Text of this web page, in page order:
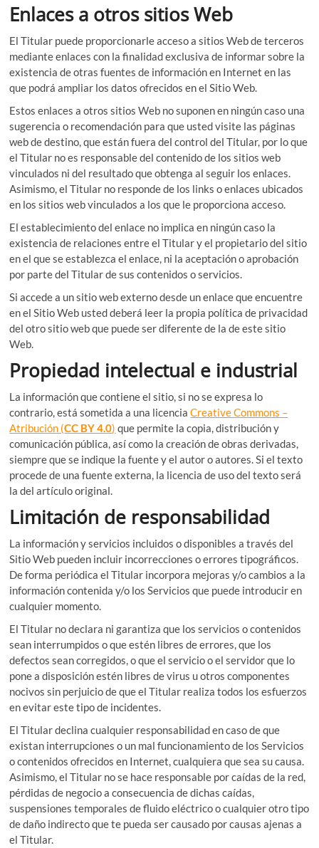
Enlaces a otros sitios Web
El Titular puede proporcionarle acceso a sitios Web de terceros
mediante enlaces con la finalidad exclusiva de informar sobre la
existencia de otras fuentes de información en Internet en las
que podrá ampliar los datos ofrecidos en el Sitio Web.
Estos enlaces a otros sitios Web no suponen en ningún caso una
sugerencia o recomendación para que usted visite las páginas
web de destino, que están fuera del control del Titular, por lo que
el Titular no es responsable del contenido de los sitios web
vinculados ni del resultado que obtenga al seguir los enlaces.
Asimismo, el Titular no responde de los links o enlaces ubicados
en los sitios web vinculados a los que le proporciona acceso.
El establecimiento del enlace no implica en ningún caso la
existencia de relaciones entre el Titular y el propietario del sitio
en el que se establezca el enlace, ni la aceptación o aprobación
por parte del Titular de sus contenidos o servicios.
Si accede a un sitio web externo desde un enlace que encuentre
en el Sitio Web usted deberá leer la propia política de privacidad
del otro sitio web que puede ser diferente de la de este sitio
Web.
Propiedad intelectual e industrial
La información que contiene el sitio, si no se expresa lo
contrario, está sometida a una licenciaCreative Commons –
Atribución (CC BY 4.0) que permite la copia, distribución y
comunicación pública, así como la creación de obras derivadas,
siempre que se indique la fuente y el autor o autores. Si el texto
procede de una fuente externa, la licencia de uso del texto será
la del artículo original.
Limitación de responsabilidad
La información y servicios incluidos o disponibles a través del
Sitio Web pueden incluir incorrecciones o errores tipográficos.
De forma periódica el Titular incorpora mejoras y/o cambios a la
información contenida y/o los Servicios que puede introducir en
cualquier momento.
El Titular no declara ni garantiza que los servicios o contenidos
sean interrumpidos o que estén libres de errores, que los
defectos sean corregidos, o que el servicio o el servidor que lo
pone a disposición estén libres de virus u otros componentes
nocivos sin perjuicio de que el Titular realiza todos los esfuerzos
en evitar este tipo de incidentes.
El Titular declina cualquier responsabilidad en caso de que
existan interrupciones o un mal funcionamiento de los Servicios
o contenidos ofrecidos en Internet, cualquiera que sea su causa.
Asimismo, el Titular no se hace responsable por caídas de la red,
pérdidas de negocio a consecuencia de dichas caídas,
suspensiones temporales de fluido eléctrico o cualquier otro tipo
de daño indirecto que te pueda ser causado por causas ajenas a
el Titular.